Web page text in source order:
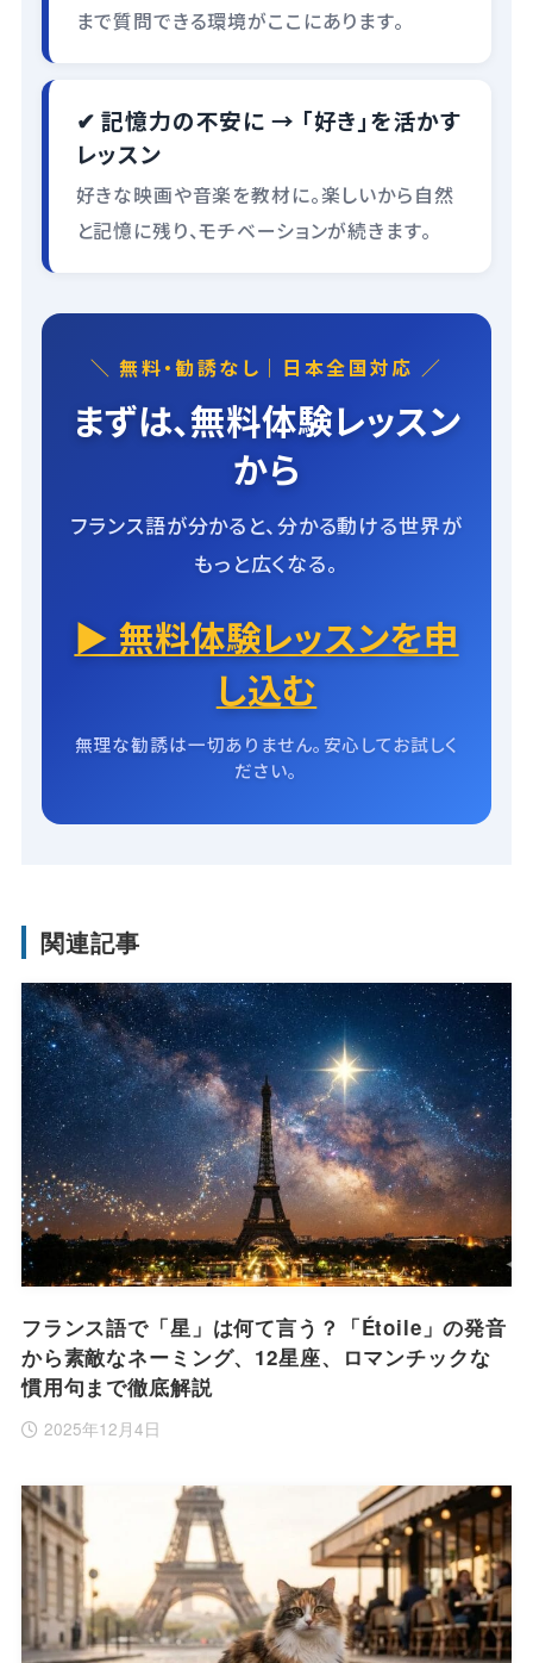
まで質問できる環境がここにあります。
✔ 記憶力の不安に → 「好き」を活かす
レッスン
好きな映画や音楽を教材に。楽しいから自然
と記憶に残り、モチベーションが続きます。
＼ 無料・勧誘なし｜日本全国対応 ／
まずは、無料体験レッスン
から
フランス語が分かると、分かる動ける世界が
もっと広くなる。
▶ 無料体験レッスンを申
し込む
無理な勧誘は一切ありません。安心してお試しく
ださい。
関連記事
フランス語で「星」は何て言う？「Étoile」の発音
から素敵なネーミング、12星座、ロマンチックな
慣用句まで徹底解説
2025年12月4日